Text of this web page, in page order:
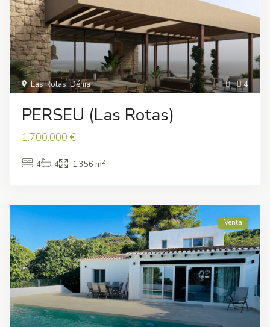
4
Las Rotas,Dénia
PERSEU (Las Rotas)
1.700.000 €
4 4 1,356 m2
Venta